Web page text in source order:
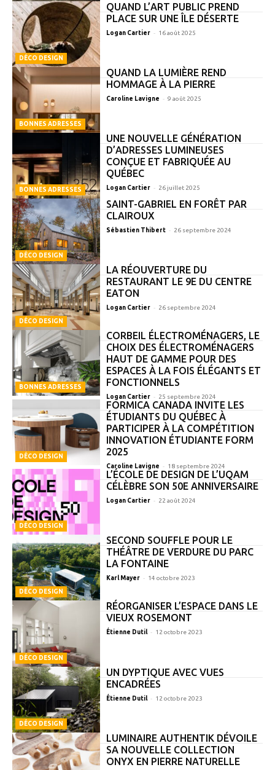
DÉCO DESIGN
QUAND L’ART PUBLIC PREND
PLACE SUR UNE ÎLE DÉSERTE
Logan Cartier - 16 août 2025
BONNES ADRESSES
QUAND LA LUMIÈRE REND
HOMMAGE À LA PIERRE
Caroline Lavigne - 9 août 2025
BONNES ADRESSES
UNE NOUVELLE GÉNÉRATION
D’ADRESSES LUMINEUSES
CONÇUE ET FABRIQUÉE AU
QUÉBEC
Logan Cartier - 26 juillet 2025
DÉCO DESIGN
SAINT-GABRIEL EN FORÊT PAR
CLAIROUX
Sébastien Thibert - 26 septembre 2024
DÉCO DESIGN
LA RÉOUVERTURE DU
RESTAURANT LE 9E DU CENTRE
EATON
Logan Cartier - 26 septembre 2024
BONNES ADRESSES
CORBEIL ÉLECTROMÉNAGERS, LE
CHOIX DES ÉLECTROMÉNAGERS
HAUT DE GAMME POUR DES
ESPACES À LA FOIS ÉLÉGANTS ET
FONCTIONNELS
Logan Cartier - 25 septembre 2024
DÉCO DESIGN
FORMICA CANADA INVITE LES
ÉTUDIANTS DU QUÉBEC À
PARTICIPER À LA COMPÉTITION
INNOVATION ÉTUDIANTE FORM
2025
Caroline Lavigne - 18 septembre 2024
DÉCO DESIGN
L’ÉCOLE DE DESIGN DE L’UQAM
CÉLÈBRE SON 50E ANNIVERSAIRE
Logan Cartier - 22 août 2024
DÉCO DESIGN
SECOND SOUFFLE POUR LE
THÉÂTRE DE VERDURE DU PARC
LA FONTAINE
Karl Mayer - 14 octobre 2023
DÉCO DESIGN
RÉORGANISER L’ESPACE DANS LE
VIEUX ROSEMONT
Étienne Dutil - 12 octobre 2023
DÉCO DESIGN
UN DYPTIQUE AVEC VUES
ENCADRÉES
Étienne Dutil - 12 octobre 2023
LUMINAIRE AUTHENTIK DÉVOILE
SA NOUVELLE COLLECTION
ONYX EN PIERRE NATURELLE